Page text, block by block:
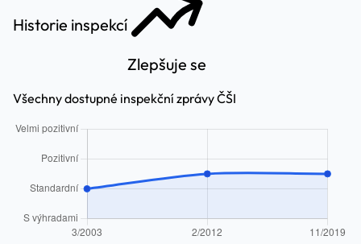
Historie inspekcí
Zlepšuje se
Všechny dostupné inspekční zprávy ČŠI